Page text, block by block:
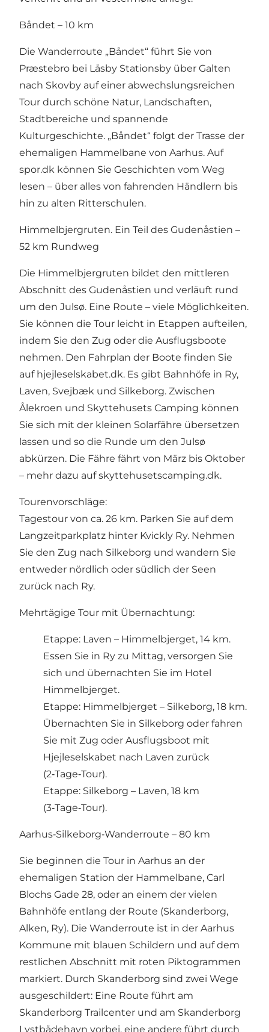
Båndet – 10 km
Die Wanderroute „Båndet“ führt Sie von
Præstebro bei Låsby Stationsby über Galten
nach Skovby auf einer abwechslungsreichen
Tour durch schöne Natur, Landschaften,
Stadtbereiche und spannende
Kulturgeschichte. „Båndet“ folgt der Trasse der
ehemaligen Hammelbane von Aarhus. Auf
spor.dk können Sie Geschichten vom Weg
lesen – über alles von fahrenden Händlern bis
hin zu alten Ritterschulen.
Himmelbjergruten. Ein Teil des Gudenåstien –
52 km Rundweg
Die Himmelbjergruten bildet den mittleren
Abschnitt des Gudenåstien und verläuft rund
um den Julsø. Eine Route – viele Möglichkeiten.
Sie können die Tour leicht in Etappen aufteilen,
indem Sie den Zug oder die Ausflugsboote
nehmen. Den Fahrplan der Boote finden Sie
auf hjejleselskabet.dk. Es gibt Bahnhöfe in Ry,
Laven, Svejbæk und Silkeborg. Zwischen
Ålekroen und Skyttehusets Camping können
Sie sich mit der kleinen Solarfähre übersetzen
lassen und so die Runde um den Julsø
abkürzen. Die Fähre fährt von März bis Oktober
– mehr dazu auf skyttehusetscamping.dk.
Tourenvorschläge:
Tagestour von ca. 26 km. Parken Sie auf dem
Langzeitparkplatz hinter Kvickly Ry. Nehmen
Sie den Zug nach Silkeborg und wandern Sie
entweder nördlich oder südlich der Seen
zurück nach Ry.
Mehrtägige Tour mit Übernachtung:
Etappe: Laven – Himmelbjerget, 14 km.
Essen Sie in Ry zu Mittag, versorgen Sie
sich und übernachten Sie im Hotel
Himmelbjerget.
Etappe: Himmelbjerget – Silkeborg, 18 km.
Übernachten Sie in Silkeborg oder fahren
Sie mit Zug oder Ausflugsboot mit
Hjejleselskabet nach Laven zurück
(2‑Tage‑Tour).
Etappe: Silkeborg – Laven, 18 km
(3‑Tage‑Tour).
Aarhus‑Silkeborg‑Wanderroute – 80 km
Sie beginnen die Tour in Aarhus an der
ehemaligen Station der Hammelbane, Carl
Blochs Gade 28, oder an einem der vielen
Bahnhöfe entlang der Route (Skanderborg,
Alken, Ry). Die Wanderroute ist in der Aarhus
Kommune mit blauen Schildern und auf dem
restlichen Abschnitt mit roten Piktogrammen
markiert. Durch Skanderborg sind zwei Wege
ausgeschildert: Eine Route führt am
Skanderborg Trailcenter und am Skanderborg
Lystbådehavn vorbei, eine andere führt durch